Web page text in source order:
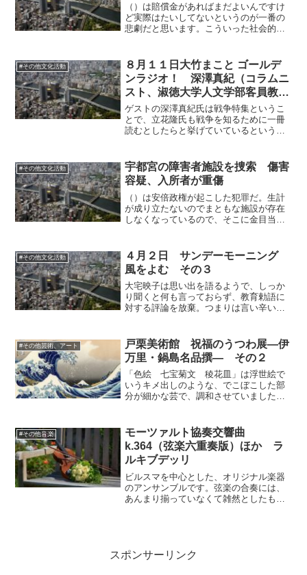
（）は賠償金があればまだよいんですけ
ど実際はたいしてないというのが一番の
悲劇だと思います。こういった社会的な
メディアはそれを指摘しません。しかも
実際は自主避難とよばれる...
#その他文化活動
８月１１日大竹まこと ゴールデ
ンラジオ！ 深澤真紀（コラムニ
スト、淑徳大学人文学部客員教
授）
ゲストの深澤真紀氏は戦争特集というこ
とで、立花隆氏も戦争を知るために一冊
読むとしたらと挙げていているというハ
したのが良くなかった、日本はナチスほ
どひどくなかった、という...
#その他文化活動
宇都宮の障害者施設を捜索 傷害
容疑、入所者が重傷
（）は安倍政権が起こした犯罪だ。生計
が成り立たないのでまともな施設が存在
しなくなっているので、そこに金目当て
被害者はいまだに入所している、と問題
がないことを強調している...
#その他文化活動
４月２日 サンデーモーニング
風をよむ その３
大宅映子は思い出を語るようで、しっか
り聞くと何も言っておらず、教育勅語に
対する評論を放棄。つまりは言い辛いけ
のか。古田大輔氏は教育勅語を「道義的
に正しいと言い切れるんで...
#その他芸術、アート
戸栗美術館 祝福のうつわ展―伊
万里・鍋島名品撰― その２
「色絵 七宝菊文 稜花皿」は浮世絵で
いうキメ出しのような、でこぼこした部
分が細かな芸で、調和させていました。
島さんが、お父さんやったよ！といった
のがかわいらしかったと思...
#その他音楽
モーツァルト協奏交響曲
k.364（弦楽六重奏版）ほか ラ
ルキブデッリ
ビルスマを中心とした、オリジナル楽器
のアンサンブルです。弦楽の合奏には、
あんまり揃っていなくて雑然としたもの
スポンサーリンク